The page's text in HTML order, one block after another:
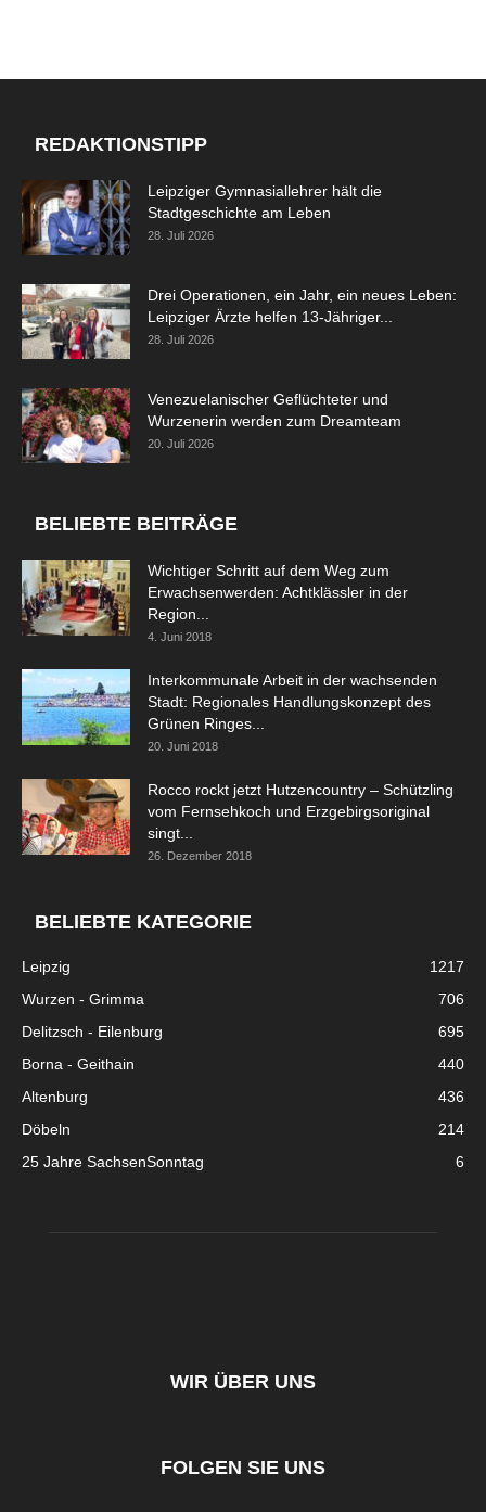
REDAKTIONSTIPP
Leipziger Gymnasiallehrer hält die
Stadtgeschichte am Leben
28. Juli 2026
Drei Operationen, ein Jahr, ein neues Leben:
Leipziger Ärzte helfen 13-Jähriger...
28. Juli 2026
Venezuelanischer Geflüchteter und
Wurzenerin werden zum Dreamteam
20. Juli 2026
BELIEBTE BEITRÄGE
Wichtiger Schritt auf dem Weg zum
Erwachsenwerden: Achtklässler in der
Region...
4. Juni 2018
Interkommunale Arbeit in der wachsenden
Stadt: Regionales Handlungskonzept des
Grünen Ringes...
20. Juni 2018
Rocco rockt jetzt Hutzencountry – Schützling
vom Fernsehkoch und Erzgebirgsoriginal
singt...
26. Dezember 2018
BELIEBTE KATEGORIE
Leipzig
1217
Wurzen - Grimma
706
Delitzsch - Eilenburg
695
Borna - Geithain
440
Altenburg
436
Döbeln
214
25 Jahre SachsenSonntag
6
WIR ÜBER UNS
FOLGEN SIE UNS